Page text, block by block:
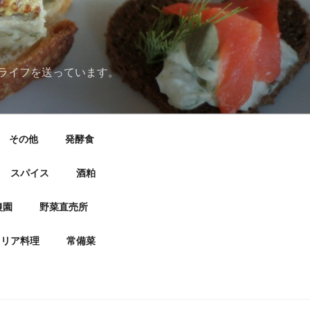
イフを送っています。
その他 発酵食
スパイス 酒粕
園 野菜直売所
ア料理 常備菜